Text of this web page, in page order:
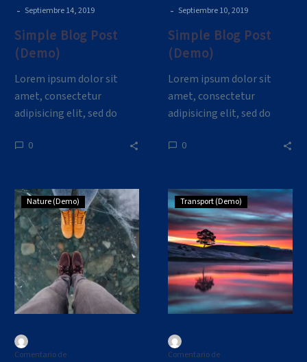
- Septiembre 14, 2019
Simple Blog Post
(Demo)
Lorem ipsum dolor sit
amet, consectetur
adipisicing elit, sed do
incididunt ut
0
- Septiembre 10, 2019
Simple Blog Post
(Demo)
Lorem ipsum dolor sit
amet, consectetur
adipisicing elit, sed do
incididunt ut
0
Simple
Blog
Bost
(Demo)
Nature (Demo)
Comentario de
Simple
Blog
Bost
(Demo)
Transport (Demo)
Comentario de